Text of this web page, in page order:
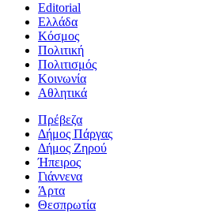
Editorial
Ελλάδα
Κόσμος
Πολιτική
Πολιτισμός
Κοινωνία
Αθλητικά
Πρέβεζα
Δήμος Πάργας
Δήμος Ζηρού
Ήπειρος
Γιάννενα
Άρτα
Θεσπρωτία